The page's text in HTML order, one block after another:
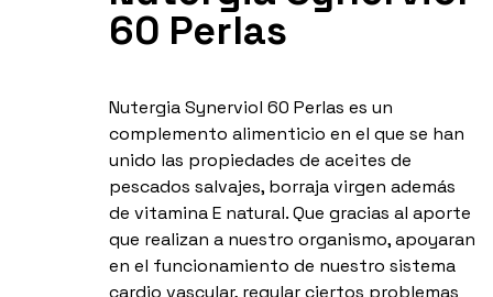
60 Perlas
Nutergia Synerviol 60 Perlas es un
complemento alimenticio en el que se han
unido las propiedades de aceites de
pescados salvajes, borraja virgen además
de vitamina E natural. Que gracias al aporte
que realizan a nuestro organismo, apoyaran
en el funcionamiento de nuestro sistema